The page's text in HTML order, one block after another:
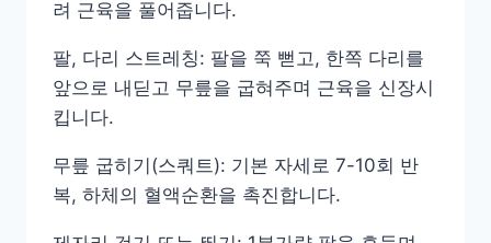
려 근육을 풀어줍니다.
팔, 다리 스트레칭: 팔을 쭉 뻗고, 한쪽 다리를
앞으로 내딛고 무릎을 굽혀주며 근육을 신장시
킵니다.
무릎 굽히기(스쿼트): 기본 자세로 7-10회 반
복, 하체의 혈액순환을 촉진합니다.